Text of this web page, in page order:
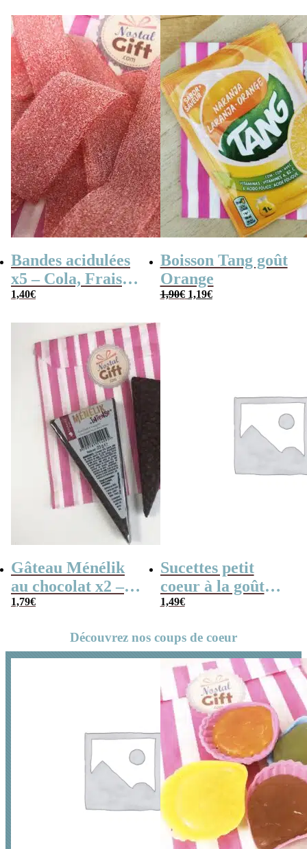
Coffret bonbon
Bandes acidulées
x5 – Cola, Fraise,
Framboise,
couleurs
1,40€
Boisson Tang goût
Orange
1,90€ Le
1,19€Le
Gâteau Ménélik
au chocolat x2 –
Gaufrette
1,79€
Sucettes petit
coeur à la goût
cerise x5
1,49€
Découvrez nos coups de coeur